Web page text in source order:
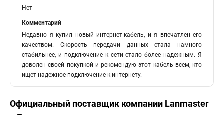
Нет
Комментарий
Недавно я купил новый интернет-кабель, и я впечатлен его
качеством. Скорость передачи данных стала намного
стабильнее, и подключение к сети стало более надежным. Я
доволен своей покупкой и рекомендую этот кабель всем, кто
ищет надежное подключение к интернету.
Официальный поставщик компании Lanmaster